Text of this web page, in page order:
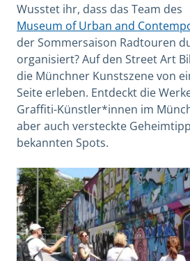
Wusstet ihr, dass das Team des
Museum of Urban and
der Sommersaison Radtouren
organisiert? Auf den Street Art
die Münchner Kunstszene von
Seite erleben. Entdeckt die
Graffiti-Künstler*innen im
aber auch versteckte
bekannten Spots.